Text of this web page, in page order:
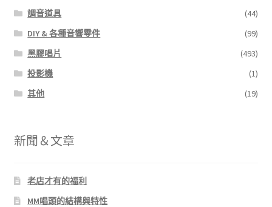
調音道具
(44)
DIY & 各種音響零件
(99)
黑膠唱片
(493)
投影機
(1)
其他
(19)
新聞＆文章
老店才有的福利
MM唱頭的結構與特性